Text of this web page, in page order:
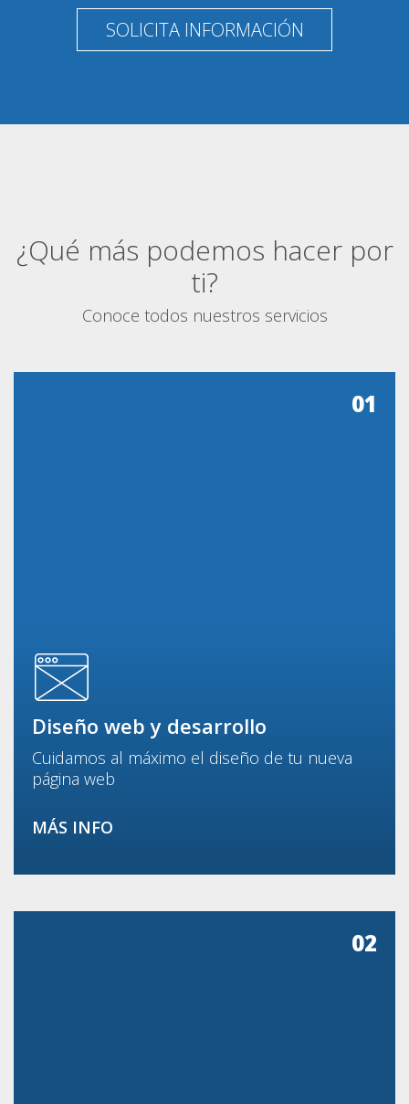
SOLICITA INFORMACIÓN
¿Qué más podemos hacer por
ti?
Conoce todos nuestros servicios
01
Diseño web y desarrollo
Cuidamos al máximo el diseño de tu nueva
página web
MÁS INFO
02